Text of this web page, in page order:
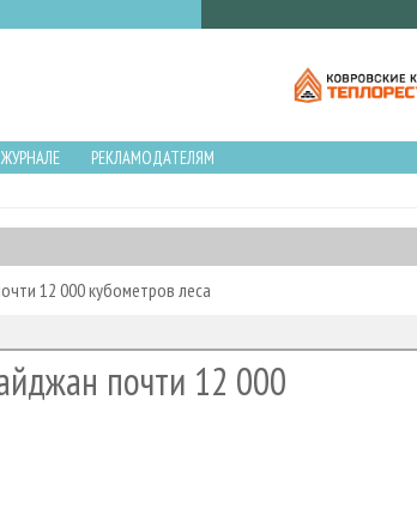
РЕКЛАМОДАТЕЛЯМ
12 000 кубометров леса
почти 12 000